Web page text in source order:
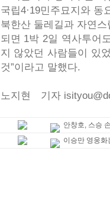
국립4·19민주묘지와 동
북한산 둘레길과 자연
되면 1박 2일 역사투어
지 않았던 사람들이 있
것”이라고 말했다.
노지현 기자
안창호, 스승
이승만 영웅화